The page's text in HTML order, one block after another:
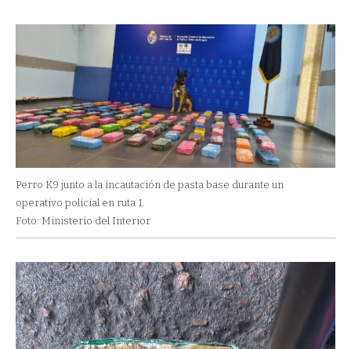
Perro K9 junto a la incautación de pasta base durante un
operativo policial en ruta 1.
Foto: Ministerio del Interior